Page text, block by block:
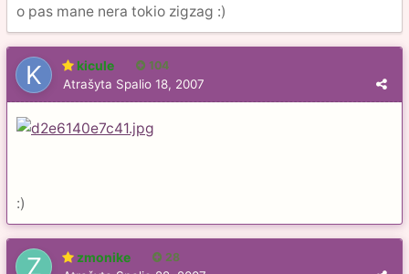
o pas mane nera tokio zigzag :)
kicule 104
Atrašyta Spalio 18, 2007
:)
zmonike 28